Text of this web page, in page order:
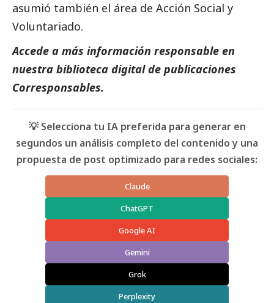
asumió también el área de Acción Social y
Voluntariado.
Accede a más información responsable en
nuestra biblioteca digital de publicaciones
Corresponsables.
💡 Selecciona tu IA preferida para generar en
segundos un análisis completo del contenido y una
propuesta de post optimizado para redes sociales:
Claude
ChatGPT
Google AI
Gemini
Grok
Perplexity